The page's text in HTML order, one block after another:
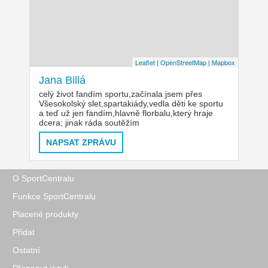
Leaflet | OpenStreetMap | Mapbox
Jana Billá
celý život fandím sportu,začínala jsem přes
Všesokolský slet,spartakiády,vedla děti ke sportu
a teď už jen fandím,hlavně florbalu,který hraje
dcera; jinak ráda soutěžím
NAPSAT ZPRÁVU
O SportCentralu
Funkce SportCentralu
Placené produkty
Přidat
Ostatní